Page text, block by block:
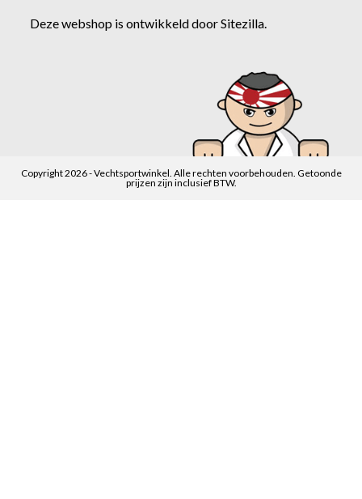
Deze webshop is ontwikkeld doorSitezilla.
Copyright 2026 - Vechtsportwinkel. Alle rechten voorbehouden. Getoonde
prijzen zijn inclusief BTW.